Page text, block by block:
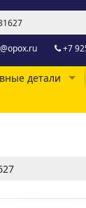
+7
детали